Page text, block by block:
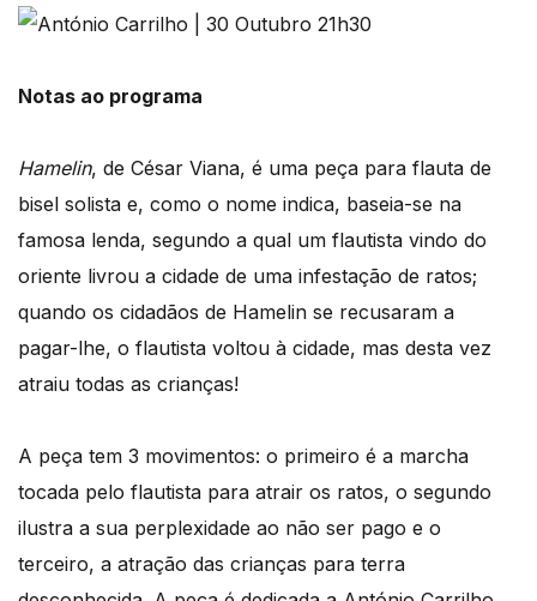
Notas ao programa
Hamelin, de César Viana, é uma peça para flauta de
bisel solista e, como o nome indica, baseia-se na
famosa lenda, segundo a qual um flautista vindo do
oriente livrou a cidade de uma infestação de ratos;
quando os cidadãos de Hamelin se recusaram a
pagar-lhe, o flautista voltou à cidade, mas desta vez
atraiu todas as crianças!
A peça tem 3 movimentos: o primeiro é a marcha
tocada pelo flautista para atrair os ratos, o segundo
ilustra a sua perplexidade ao não ser pago e o
terceiro, a atração das crianças para terra